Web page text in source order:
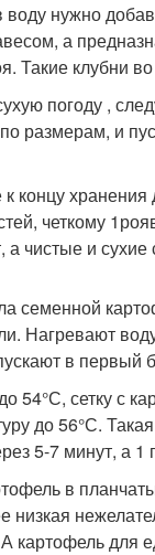
нужно
а
Такие клубни
погоду ,
размерам, и
концу
четкому
чистые и
семенной
Нагревают
в первый
54°С, сетку с
до 56°С.
5-7 минут, а
в
низкая
картофель для